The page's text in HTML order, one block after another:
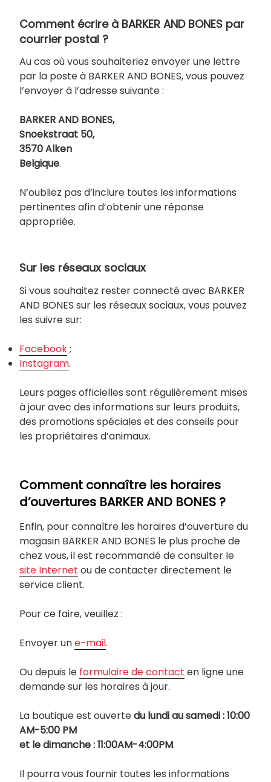
Comment écrire à BARKER AND BONES par
courrier postal ?
Au cas où vous souhaiteriez envoyer une lettre
par la poste à BARKER AND BONES, vous pouvez
l’envoyer à l’adresse suivante :
BARKER AND BONES,
Snoekstraat 50,
3570 Alken
Belgique.
N’oubliez pas d’inclure toutes les informations
pertinentes afin d’obtenir une réponse
appropriée.
Sur les réseaux sociaux
Si vous souhaitez rester connecté avec BARKER
AND BONES sur les réseaux sociaux, vous pouvez
les suivre sur:
Facebook;
Instagram.
Leurs pages officielles sont régulièrement mises
à jour avec des informations sur leurs produits,
des promotions spéciales et des conseils pour
les propriétaires d’animaux.
Comment connaître les horaires
d’ouvertures BARKER AND BONES ?
Enfin, pour connaître les horaires d’ouverture du
magasin BARKER AND BONES le plus proche de
chez vous, il est recommandé de consulter le
site Internet ou de contacter directement le
service client.
Pour ce faire, veuillez :
Envoyer une-mail.
Ou depuis le formulaire de contact en ligne une
demande sur les horaires à jour.
La boutique est ouvertedu lundi au samedi : 10:00
AM-5:00 PM
et le dimanche : 11:00AM-4:00PM.
Il pourra vous fournir toutes les informations